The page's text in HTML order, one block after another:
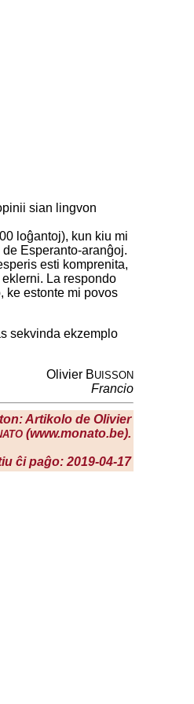
sian lingvon
loĝantoj), kun kiu mi
Esperanto-aranĝoj.
esti komprenita,
La respondo
ke estonte mi povos
sekvinda ekzemplo
Olivier BUISSON
Francio
Artikolo de Olivier
(www.monato.be).
ĉi paĝo: 2019-04-17